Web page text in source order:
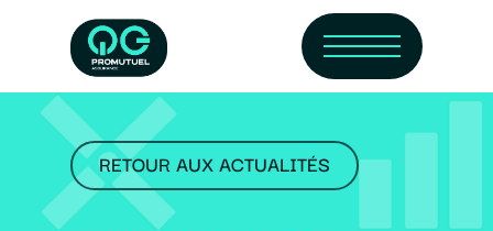
content
Menu
RETOUR AUX ACTUALITÉS